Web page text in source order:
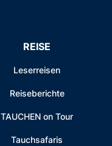
REISE
Leserreisen
Reiseberichte
TAUCHEN on Tour
Tauchsafaris